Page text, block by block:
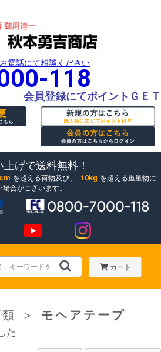
電話にて相談ください
118
会員登録にてポイントＧＥＴ
げで送料無料！
を超える荷物及び、 10kg を超える重量物に
合がございます。
カート
＞ モヘアテープ
た